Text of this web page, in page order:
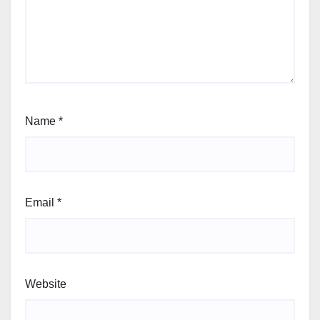
Name *
Email *
Website